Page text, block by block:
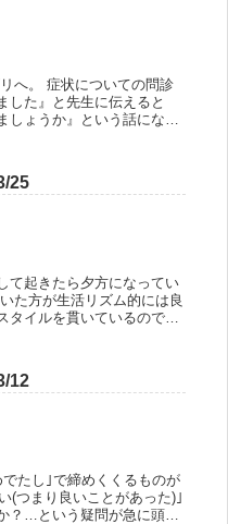
へ。 症状についての問診
した』と先生に伝えると
しょうか』という話になっ
25
て起きたら夕方になってい
た方が生活リズム的には良
イルを貫いているので20
12
たし｣で締めくくるものが
(つまり良いことがあった)｣
？…という疑問が急に頭に